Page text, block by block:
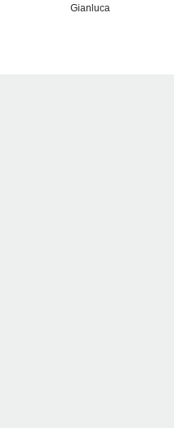
Gianluca